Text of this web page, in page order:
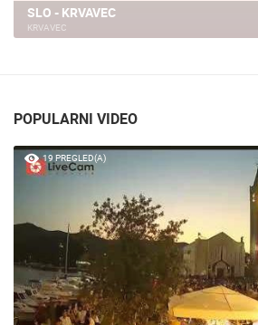
SLO - KRVAVEC
KRVAVEC
POPULARNI VIDEO
19 PREGLED(A)